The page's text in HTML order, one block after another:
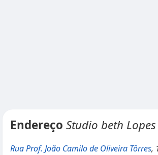
Endereço Studio beth Lopes
Rua Prof. João Camilo de Oliveira Tôrres,